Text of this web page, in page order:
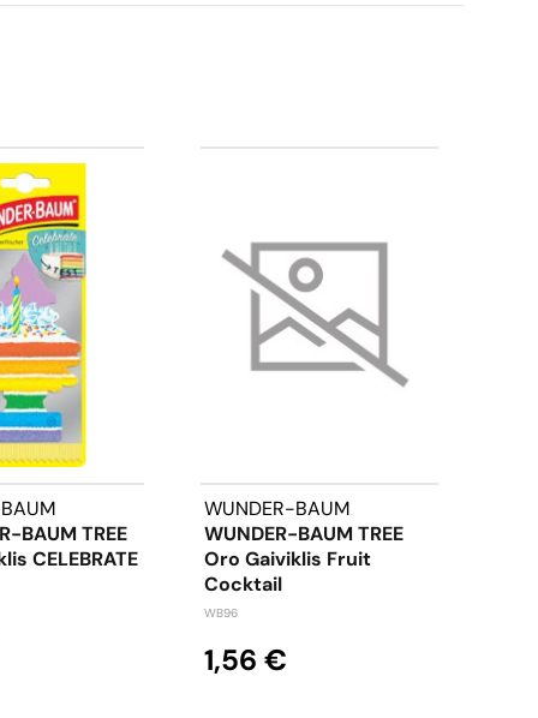
BAUM TREE
CELEBRATE
WUNDER-BAUM
WUNDER-BAUM TREE
Oro Gaiviklis Fruit
Cocktail
WB96
1,56 €